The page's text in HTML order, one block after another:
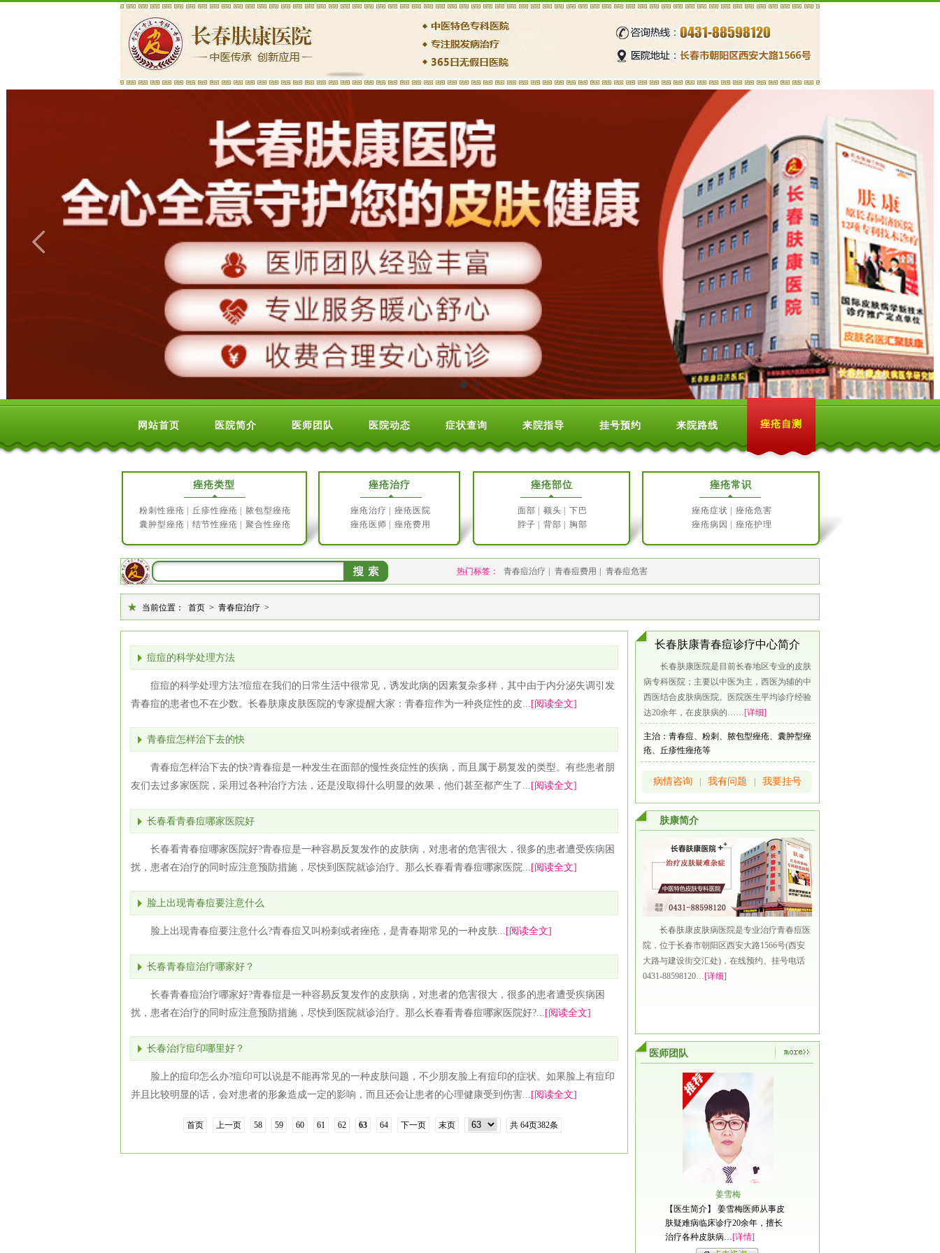
网站首页 医院简介 医师团队 医院动态 症状查询 来院指导 挂号预约 来院路线 痤疮自测
痤疮类型
粉刺性痤疮 丘疹性痤疮
脓包型痤疮
囊肿型痤疮
结节性痤疮 聚合性痤疮
痤疮治疗
痤疮治疗
痤疮医院
痤疮医师
痤疮费用
痤疮部位
面部 额头
下巴
脖子
背部 胸部
痤疮常识
痤疮症状
痤疮危害
痤疮病因
痤疮护理
热门标签： 青春痘治疗 青春痘费用 青春痘危害
当前位置： 首页 > 青春痘治疗 >
痘痘的科学处理方法
痘痘的科学处理方法?痘痘在我们的日常生活中很常见，诱发此病的因素复杂多样，其中由于内分泌失调引发
青春痘的患者也不在少数。长春肤康皮肤医院的专家提醒大家：青春痘作为一种炎症性的皮... [阅读全文]
青春痘怎样治下去的快
青春痘怎样治下去的快?青春痘是一种发生在面部的慢性炎症性的疾病，而且属于易复发的类型。有些患者朋
友们去过多家医院，采用过各种治疗方法，还是没取得什么明显的效果，他们甚至都产生了... [阅读全文]
长春看青春痘哪家医院好
长春看青春痘哪家医院好?青春痘是一种容易反复发作的皮肤病，对患者的危害很大，很多的患者遭受疾病困
扰，患者在治疗的同时应注意预防措施，尽快到医院就诊治疗。那么长春看青春痘哪家医院... [阅读全文]
脸上出现青春痘要注意什么
脸上出现青春痘要注意什么?青春痘又叫粉刺或者痤疮，是青春期常见的一种皮肤... [阅读全文]
长春青春痘治疗哪家好？
长春青春痘治疗哪家好?青春痘是一种容易反复发作的皮肤病，对患者的危害很大，很多的患者遭受疾病困
扰，患者在治疗的同时应注意预防措施，尽快到医院就诊治疗。那么长春看青春痘哪家医院好?... [阅读全文]
长春治疗痘印哪里好？
脸上的痘印怎么办?痘印可以说是不能再常见的一种皮肤问题，不少朋友脸上有痘印的症状。如果脸上有痘印
并且比较明显的话，会对患者的形象造成一定的影响，而且还会让患者的心理健康受到伤害... [阅读全文]
首页 上一页 58 59 60 61 62 63 64 下一页 末页 共 64页382条
长春肤康青春痘诊疗中心简介
长春肤康医院是目前长春地区专业的皮肤
病专科医院；主要以中医为主，西医为辅的中
西医结合皮肤病医院。医院医生平均诊疗经验
达20余年，在皮肤病的……[详细]
主治：青春痘、粉刺、脓包型痤疮、囊肿型痤
疮、丘疹性痤疮等
病情咨询 我有问题 我要挂号
肤康简介
长春肤康皮肤病医院是专业治疗青春痘医
院，位于长春市朝阳区西安大路1566号(西安
大路与建设街交汇处)，在线预约、挂号电话
0431-88598120…[详细]
医师团队
姜雪梅
【医生简介】 姜雪梅医师从事皮
肤疑难病临床诊疗20余年，擅长
治疗各种皮肤病…[详情]